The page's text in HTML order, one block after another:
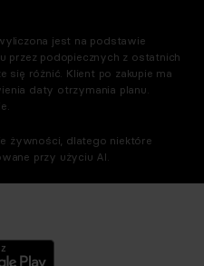
jest na podstawie
przez podopiecznych z ostatnich
się różnić. Klient po zakupie ma
daty otrzymania planu.
żywności, dlatego niektóre
przy użyciu AI.